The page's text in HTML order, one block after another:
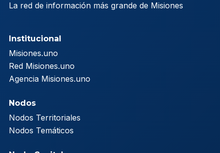
La red de información más grande de Misiones
Institucional
Misiones.uno
Red Misiones.uno
Agencia Misiones.uno
Nodos
Nodos Territoriales
Nodos Temáticos